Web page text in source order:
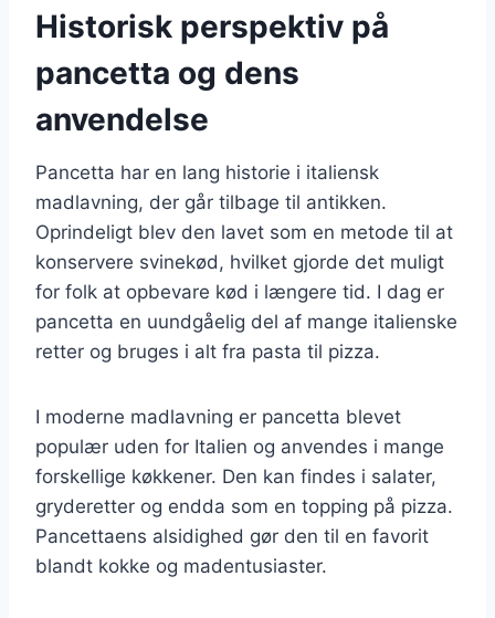
Historisk perspektiv på
pancetta og dens
anvendelse
Pancetta har en lang historie i italiensk
madlavning, der går tilbage til antikken.
Oprindeligt blev den lavet som en metode til at
konservere svinekød, hvilket gjorde det muligt
for folk at opbevare kød i længere tid. I dag er
pancetta en uundgåelig del af mange italienske
retter og bruges i alt fra pasta til pizza.
I moderne madlavning er pancetta blevet
populær uden for Italien og anvendes i mange
forskellige køkkener. Den kan findes i salater,
gryderetter og endda som en topping på pizza.
Pancettaens alsidighed gør den til en favorit
blandt kokke og madentusiaster.